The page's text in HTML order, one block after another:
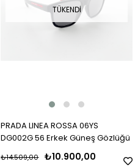
TÜKENDI
PRADA LINEA ROSSA 06YS
DG002G 56 Erkek Güneş Gözlüğü
₺10.900,00
₺14.509,00